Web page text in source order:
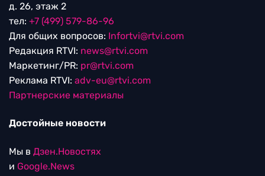
д. 26, этаж 2
тел: +7 (499) 579-86-96
Для общих вопросов: Infortvi@rtvi.com
Редакция RTVI: news@rtvi.com
Маркетинг/PR: pr@rtvi.com
Реклама RTVI: adv-eu@rtvi.com
Партнерские материалы
Достойные новости
Мы в Дзен.Новостях
и Google.News